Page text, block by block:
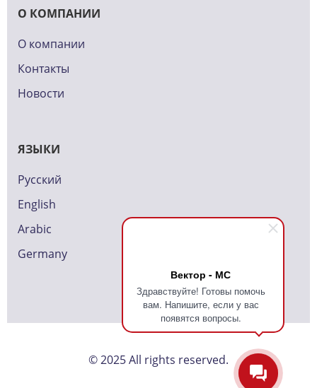
Вектор - МС
Здравствуйте! Готовы помочь
вам. Напишите, если у вас
появятся вопросы.
О КОМПАНИИ
О компании
Контакты
Новости
ЯЗЫКИ
Русский
English
Arabic
Germany
© 2025 All rights reserved.